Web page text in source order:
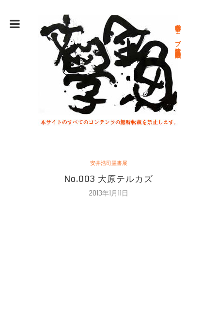
総合文学ウェブ情報誌 文学金魚
安井浩司墨書展
No.003 大原テルカズ
2013年1月11日